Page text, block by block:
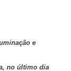
e
no último dia